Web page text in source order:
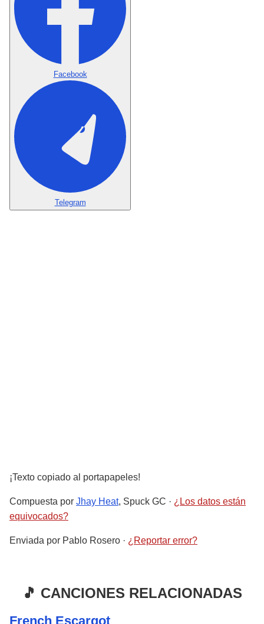
Facebook
Telegram
¡Texto copiado al portapapeles!
Compuesta por Jhay Heat, Spuck GC · ¿Los datos están
equivocados?
Enviada por Pablo Rosero · ¿Reportar error?
🎵 CANCIONES RELACIONADAS
French Escargot